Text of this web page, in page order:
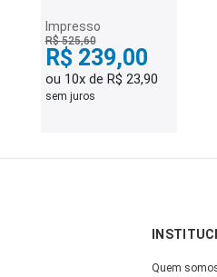
Impresso
R$ 525,60
R$ 239,00
ou 10x de R$ 23,90
sem juros
Quem